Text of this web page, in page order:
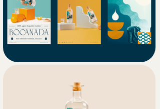
artesanal que conserva su esencia
ancestral mientras dialoga con el
mercado contemporáneo de
destilados de agave. De Oaxaca para
el mundo, el mezcal es una bebida que